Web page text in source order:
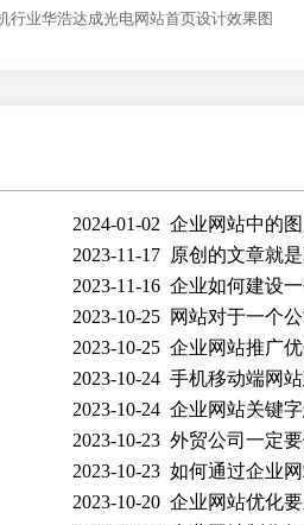
行业华浩达成光电网站首页设计效果图
2024-01-02 企业网站中的
2023-11-17 原创的文章就
2023-11-16 企业如何建设
2023-10-25 网站对于一个
2023-10-25 企业网站推广
2023-10-24 手机移动端网
2023-10-24 企业网站关键
2023-10-23 外贸公司一定
2023-10-23 如何通过企业
2023-10-20 企业网站优化